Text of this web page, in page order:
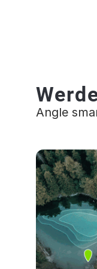
Angle